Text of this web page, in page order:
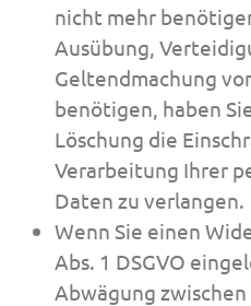
nicht mehr
Ausübung,
Geltendmachung
benötigen, haben
Löschung die
Verarbeitung Ihrer
Daten zu verlangen.
Wenn Sie einen
Abs. 1 DSGVO
Abwägung